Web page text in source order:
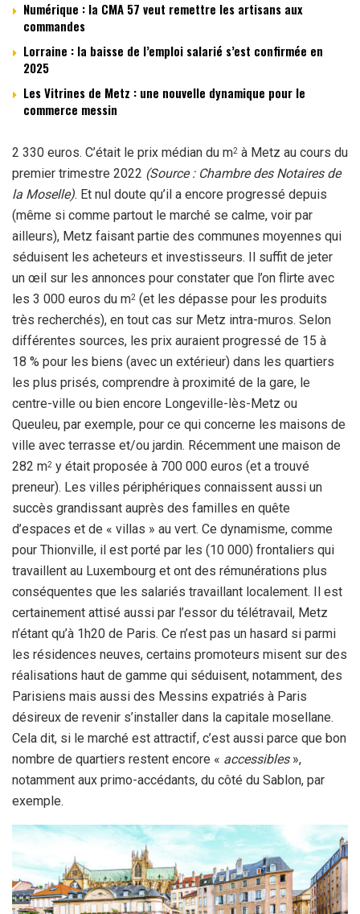
Numérique : la CMA 57 veut remettre les artisans aux
commandes
Lorraine : la baisse de l’emploi salarié s’est confirmée en
2025
Les Vitrines de Metz : une nouvelle dynamique pour le
commerce messin
2 330 euros. C’était le prix médian du m2 à Metz au cours du
premier trimestre 2022 (Source : Chambre des Notaires de
la Moselle). Et nul doute qu’il a encore progressé depuis
(même si comme partout le marché se calme, voir par
ailleurs), Metz faisant partie des communes moyennes qui
séduisent les acheteurs et investisseurs. Il suffit de jeter
un œil sur les annonces pour constater que l’on flirte avec
les 3 000 euros du m2 (et les dépasse pour les produits
très recherchés), en tout cas sur Metz intra-muros. Selon
différentes sources, les prix auraient progressé de 15 à
18 % pour les biens (avec un extérieur) dans les quartiers
les plus prisés, comprendre à proximité de la gare, le
centre-ville ou bien encore Longeville-lès-Metz ou
Queuleu, par exemple, pour ce qui concerne les maisons de
ville avec terrasse et/ou jardin. Récemment une maison de
282 m2 y était proposée à 700 000 euros (et a trouvé
preneur). Les villes périphériques connaissent aussi un
succès grandissant auprès des familles en quête
d’espaces et de « villas » au vert. Ce dynamisme, comme
pour Thionville, il est porté par les (10 000) frontaliers qui
travaillent au Luxembourg et ont des rémunérations plus
conséquentes que les salariés travaillant localement. Il est
certainement attisé aussi par l’essor du télétravail, Metz
n’étant qu’à 1h20 de Paris. Ce n’est pas un hasard si parmi
les résidences neuves, certains promoteurs misent sur des
réalisations haut de gamme qui séduisent, notamment, des
Parisiens mais aussi des Messins expatriés à Paris
désireux de revenir s’installer dans la capitale mosellane.
Cela dit, si le marché est attractif, c’est aussi parce que bon
nombre de quartiers restent encore « accessibles»,
notamment aux primo-accédants, du côté du Sablon, par
exemple.